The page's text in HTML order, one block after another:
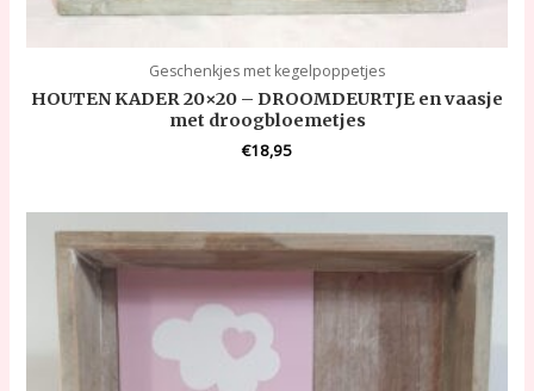
Geschenkjes met kegelpoppetjes
HOUTEN KADER 20×20 – DROOMDEURTJE en vaasje
met droogbloemetjes
€18,95